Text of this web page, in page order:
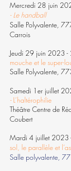
Mercredi 28 juin
- Le handball
Salle Polyvalente,
Carrois
Jeudi 29 juin 2023 -
mouche et le super-
Salle Polyvalente,
Samedi 1er juillet
- L’haltérophilie
Théâtre Centre de
Coubert
Mardi 4 juillet 2023
sol, le parallèle et
Salle polyvalente,